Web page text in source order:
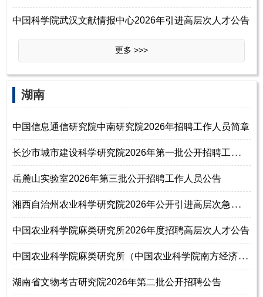
中国科学院武汉文献情报中心2026年引进高层次人才公告
更多 >>>
‌‌湖南
中国信息通信研究院中南研究院2026年招聘工作人员简章
长
沙市城市建设科学研究院2026年第一批公开招聘工作人员公告
岳麓山实验室2026年第三批公开招聘工作人员公告
湘
西自治州农业科学研究院2026年公开引进高层次急需紧缺人才公告
中国农业科学院麻类研究所2026年度招聘高层次人才公告
中
国农业科学院麻类研究所（中国农业科学院南方经济作物研究中心）2026年招
湖南省文物考古研究院2026年第二批公开招聘公告